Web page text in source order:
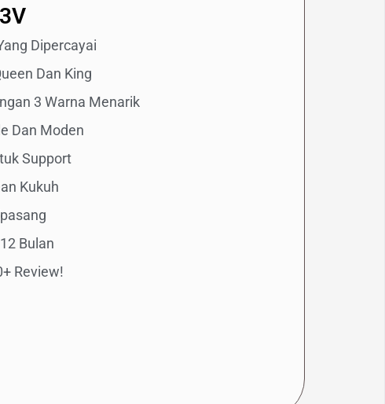
Dipercayai
Dan King
3 Warna Menarik
Dan Moden
Support
Kukuh
Bulan
Review!